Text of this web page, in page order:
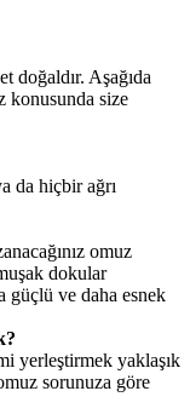
doğaldır. Aşağıda
konusunda size
da hiçbir ağrı
omuz
dokular
güçlü ve daha esnek
yerleştirmek yaklaşık
sorunuza göre